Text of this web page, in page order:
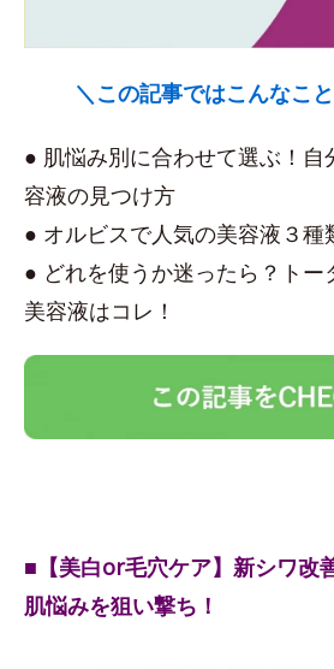
＼この記事ではこんなこ
● 肌悩み別に合わせて選ぶ！自
容液の見つけ方
● オルビスで人気の美容液３種
● どれを使うか迷ったら？トー
美容液はコレ！
■【美白or毛穴ケア】新シワ改
肌悩みを狙い撃ち！